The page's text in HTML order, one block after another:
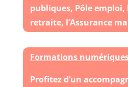
publiques, Pôle emploi,
retraite, l’Assurance
Formations
Profitez d’un